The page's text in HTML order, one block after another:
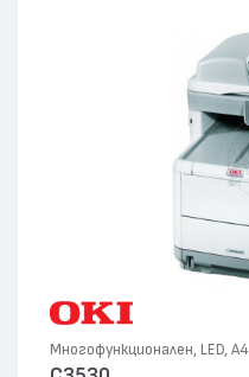
Многофункционален, LED, А4